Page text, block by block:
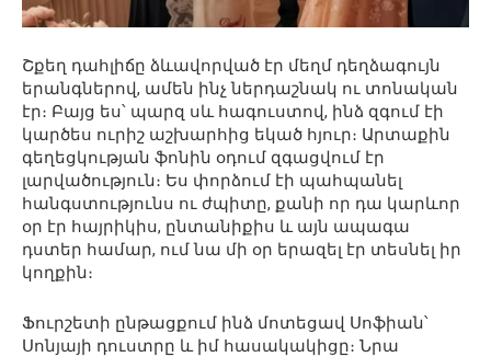
Շքեղ դահլիճը ձևավորված էր մեղմ դեղձագույն
երանգներով, ամեն ինչ ներդաշնակ ու տոնական
էր։ Բայց ես՝ պարզ սև հագուստով, ինձ զգում էի
կարծես ուրիշ աշխարհից եկած հյուր։ Արտաքին
գեղեցկության ֆոնին օդում զգացվում էր
լարվածություն։ Ես փորձում էի պահպանել
հանգստությունս ու ժպիտը, քանի որ դա կարևոր
օր էր հայրիկիս, ընտանիքիս և այն ապագա
դստեր համար, ում նա մի օր երազել էր տեսնել իր
կողքին։
Ֆուրշետի ընթացքում ինձ մոտեցավ Սոֆիան՝
Սոնյայի դուստրը և իմ հասակակիցը։ Նրա